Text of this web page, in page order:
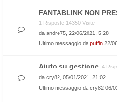
FANTABLINK NON
1 Risposte 14350 Visite
da andre75 , 22/06/2021, 5:28
Ultimo messaggio da puffin 22/
Aiuto su gestione 4
da cry82 , 05/01/2021, 21:02
Ultimo messaggio da cry82 06/